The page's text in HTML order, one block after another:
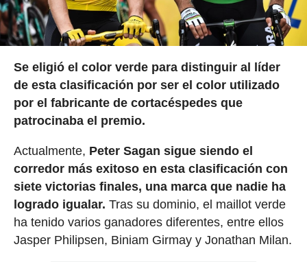
Se eligió el color verde para distinguir al líder
de esta clasificación por ser el color utilizado
por el fabricante de cortacéspedes que
patrocinaba el premio.
Actualmente, Peter Sagan sigue siendo el
corredor más exitoso en esta clasificación con
siete victorias finales, una marca que nadie ha
logrado igualar. Tras su dominio, el maillot verde
ha tenido varios ganadores diferentes, entre ellos
Jasper Philipsen, Biniam Girmay y Jonathan Milan.